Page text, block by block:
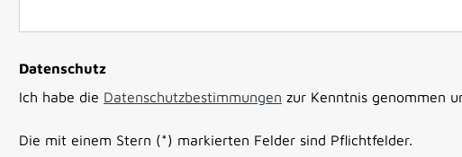
Datenschutz
Ich habe die Datenschutzbestimmungen zur Kenntnis genommen
Die mit einem Stern (*) markierten Felder sind Pflichtfelder.